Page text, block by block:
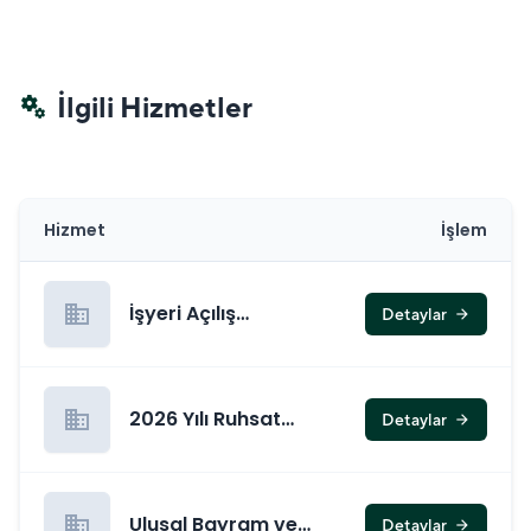
miscellaneous_services İlgili Hizmetler
Hizmet İşlem
business
İşyeri Açılış
Detaylar arrow_forward
business
2026 Yılı Ruhsat
Detaylar arrow_forward
business
Ulusal Bayram ve
Detaylar arrow_forward